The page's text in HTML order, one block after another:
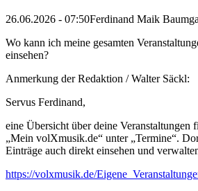
26.06.2026 - 07:50Ferdinand Maik
Wo kann ich meine gesamten
einsehen?
Anmerkung der Redaktion /Walter Säckl:
Servus Ferdinand,
eine Übersicht über deine Veranstaltungen
„Mein volXmusik.de“ unter „Termine“.
Einträge auch direkt einsehen und
https://volxmusik.de/